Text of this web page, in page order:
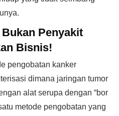
Penyakit
Bisnis!
pengobatan kanker
dimana jaringan tumor
alat serupa dengan “bor
metode pengobatan yang